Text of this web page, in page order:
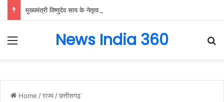
Menu News India 360
Home /राज्य /छत्तीसगढ़